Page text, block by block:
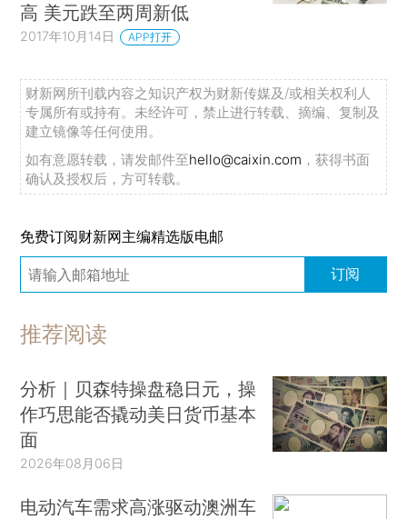
高 美元跌至两周新低
2017年10月14日 APP打开
财新网所刊载内容之知识产权为财新传媒及/或相关权利人
专属所有或持有。未经许可，禁止进行转载、摘编、复制及
建立镜像等任何使用。
如有意愿转载，请发邮件至hello@caixin.com ，获得书面
确认及授权后，方可转载。
免费订阅财新网主编精选版电邮
订阅
推荐阅读
分析｜贝森特操盘稳日元，操
作巧思能否撬动美日货币基本
面
2026年08月06日
电动汽车需求高涨驱动澳洲车